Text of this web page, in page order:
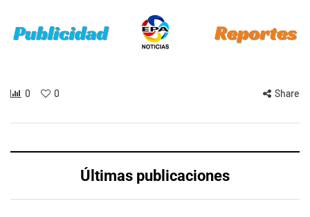
0 0 Share
Últimas publicaciones